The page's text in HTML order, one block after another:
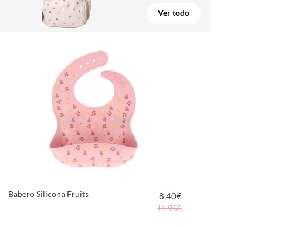
Ver todo
Babero Silicona Fruits 8.40€
11.95€